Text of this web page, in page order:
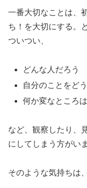
一番大切なことは、
ち！を大切にする。
ついつい、
どんな人だろう
自分のことをど
何か変なところ
など、観察したり、
にしてしまう方がい
そのような気持ちは